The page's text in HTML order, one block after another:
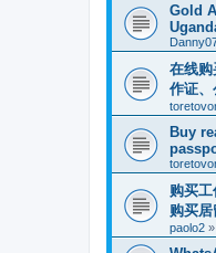
Gold
在线
作证、
Buy
购买
购买
paolo2 »